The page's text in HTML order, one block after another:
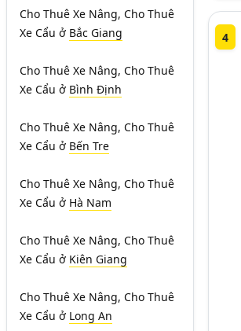
Cho Thuê Xe Nâng, Cho Thuê
Xe Cẩu ở Bắc Giang
Cho Thuê Xe Nâng, Cho Thuê
Xe Cẩu ở Bình Định
Cho Thuê Xe Nâng, Cho Thuê
Xe Cẩu ở Bến Tre
Cho Thuê Xe Nâng, Cho Thuê
Xe Cẩu ở Hà Nam
Cho Thuê Xe Nâng, Cho Thuê
Xe Cẩu ở Kiên Giang
Cho Thuê Xe Nâng, Cho Thuê
Xe Cẩu ở Long An
4